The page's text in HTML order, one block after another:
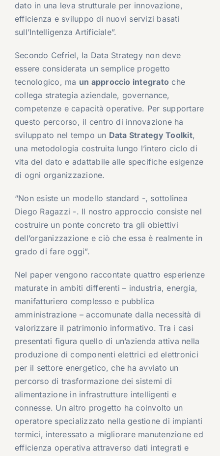
dato in una leva strutturale per innovazione,
efficienza e sviluppo di nuovi servizi basati
sull’Intelligenza Artificiale”.
Secondo Cefriel, la Data Strategy non deve
essere considerata un semplice progetto
tecnologico, ma un approccio integrato che
collega strategia aziendale, governance,
competenze e capacità operative. Per supportare
questo percorso, il centro di innovazione ha
sviluppato nel tempo un Data Strategy Toolkit,
una metodologia costruita lungo l’intero ciclo di
vita del dato e adattabile alle specifiche esigenze
di ogni organizzazione.
“Non esiste un modello standard -, sottolinea
Diego Ragazzi -. Il nostro approccio consiste nel
costruire un ponte concreto tra gli obiettivi
dell’organizzazione e ciò che essa è realmente in
grado di fare oggi”.
Nel paper vengono raccontate quattro esperienze
maturate in ambiti differenti – industria, energia,
manifatturiero complesso e pubblica
amministrazione – accomunate dalla necessità di
valorizzare il patrimonio informativo. Tra i casi
presentati figura quello di un’azienda attiva nella
produzione di componenti elettrici ed elettronici
per il settore energetico, che ha avviato un
percorso di trasformazione dei sistemi di
alimentazione in infrastrutture intelligenti e
connesse. Un altro progetto ha coinvolto un
operatore specializzato nella gestione di impianti
termici, interessato a migliorare manutenzione ed
efficienza operativa attraverso dati integrati e